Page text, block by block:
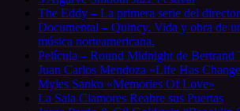
The Eddy – La primera serie del
Documental – Quincy. Vida y obra de
música norteamericana.
Película – Round Midnight de Bertrand
Juan Carlos Mendoza «Life Has
Myles Sanko «Memories Of Love»
La Sala Clamores Reabre sus Puertas